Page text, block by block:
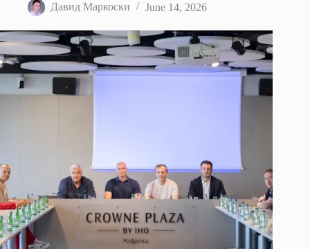
Давид Маркоски
June 14, 2026